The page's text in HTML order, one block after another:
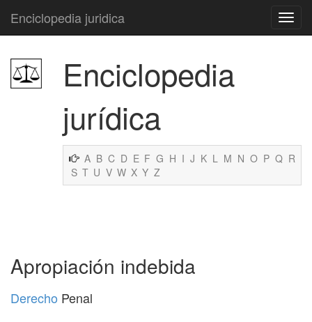
Enciclopedia juridica
Enciclopedia
jurídica
A B C D E F G H I J K L M N O P Q R
S T U V W X Y Z
Apropiación indebida
Derecho Penal